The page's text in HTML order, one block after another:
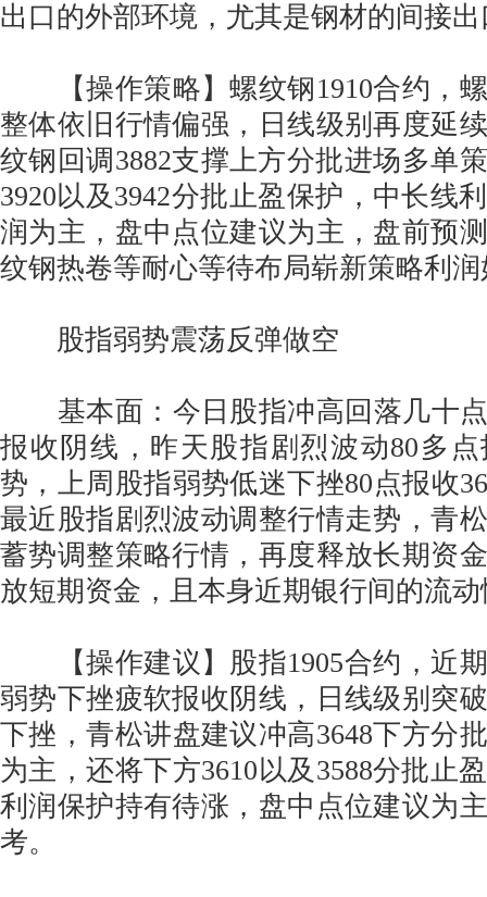
出口的外部环境，尤其是钢材的间接
【操作策略】螺纹钢1910合约，
整体依旧行情偏强，日线级别再度延
纹钢回调3882支撑上方分批进场多单
3920以及3942分批止盈保护，中长线
润为主，盘中点位建议为主，盘前预
纹钢热卷等耐心等待布局崭新策略利
股指弱势震荡反弹做空
基本面：今日股指冲高回落几十点
报收阴线，昨天股指剧烈波动80多点
势，上周股指弱势低迷下挫80点报收
最近股指剧烈波动调整行情走势，青
蓄势调整策略行情，再度释放长期资
放短期资金，且本身近期银行间的流
【操作建议】股指1905合约，近
弱势下挫疲软报收阴线，日线级别突
下挫，青松讲盘建议冲高3648下方分
为主，还将下方3610以及3588分批止
利润保护持有待涨，盘中点位建议为
考。